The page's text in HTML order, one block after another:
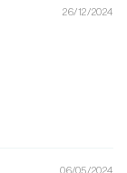
26/12/2024
06/05/2024